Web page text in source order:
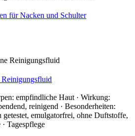
für Nacken und Schulter
Reinigungsfluid
empfindliche Haut · Wirkung:
reinigend · Besonderheiten:
emulgatorfrei, ohne Duftstoffe,
Tagespflege